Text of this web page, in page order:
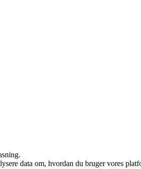
data om, hvordan du bruger vores